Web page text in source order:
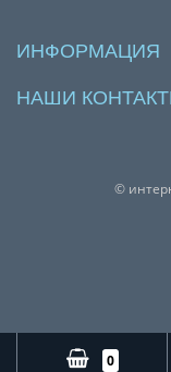
ИНФОРМАЦИЯ
НАШИ
©
0